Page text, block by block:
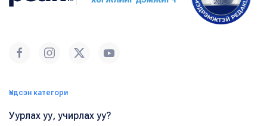
Үндсэн категори
Уурлах уу, учирлах уу?